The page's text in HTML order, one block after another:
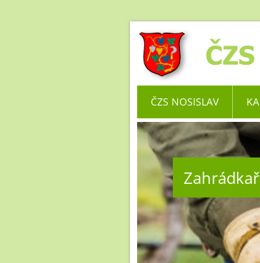
ČZS NOSISLAV